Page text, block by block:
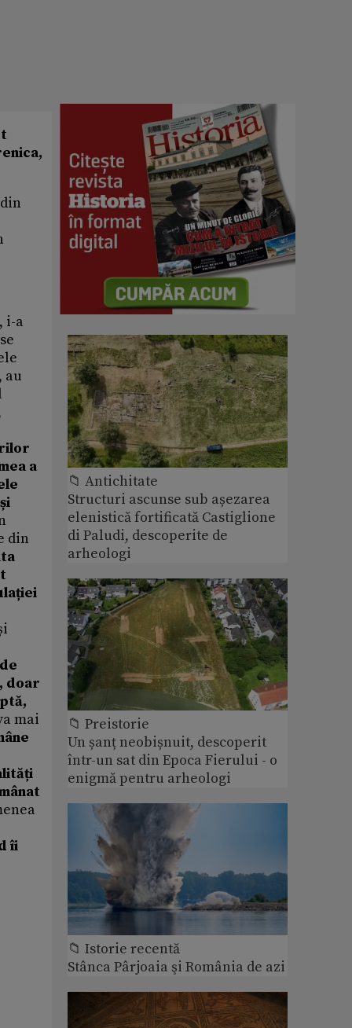
i-a
au
a
din
doar
mai
îi
📁 Antichitate
Structuri ascunse sub așezarea
elenistică fortificată Castiglione
di Paludi, descoperite de
arheologi
📁 Preistorie
Un șanț neobișnuit, descoperit
într-un sat din Epoca Fierului - o
enigmă pentru arheologi
📁 Istorie recentă
Stânca Pârjoaia şi România de azi